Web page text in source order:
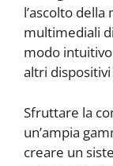
l’ascolto
multimediali
modo
altri
Sfruttare la
un’ampia
creare un